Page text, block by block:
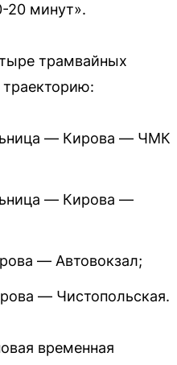
20 минут».
трамвайных
— Кирова — ЧМК
— Кирова —
— Автовокзал;
— Чистопольская.
временная